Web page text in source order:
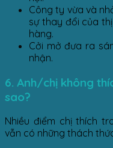
Công ty vừa và
sự thay đổi của
hàng.
Cởi mở đưa ra
nhận.
6. Anh/chị không
sao?
Nhiều điểm chị thích
vẫn có những thách